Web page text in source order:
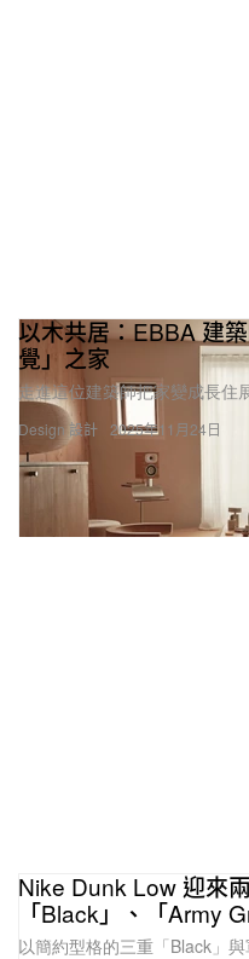
Design 設計
以木共居：EBBA 建
覺」之家
走進這位建築師把家變成長住
2025年11月24日
Nike Dunk Low 迎來
「Black」、「Army
以簡約型格的三重「Black」